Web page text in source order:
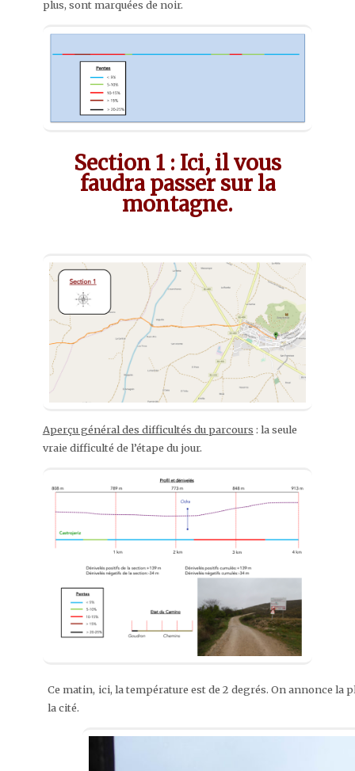
plus, sont marquées de noir.
Section 1 : Ici, il vous
faudra passer sur la
montagne.
Aperçu général des difficultés du parcours : la seule
vraie difficulté de l’étape du jour.
Ce matin, ici, la température est de 2 degrés. On annonce la
la cité.